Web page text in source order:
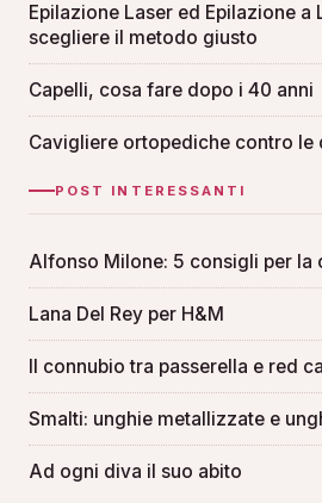
Epilazione Laser ed Epilazione a
scegliere il metodo giusto
Capelli, cosa fare dopo i 40 anni
Cavigliere ortopediche contro
POST INTERESSANTI
Alfonso Milone: 5 consigli per la
Lana Del Rey per H&M
Il connubio tra passerella e red
Smalti: unghie metallizzate e
Ad ogni diva il suo abito